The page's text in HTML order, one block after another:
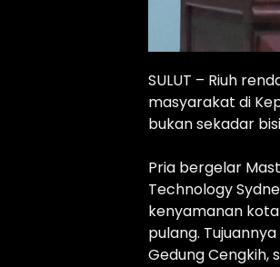
SULUT – Riuh
masyarakat di
bukan sekadar
Pria bergelar
Technology
kenyamanan
pulang.
Gedung Cengkih,